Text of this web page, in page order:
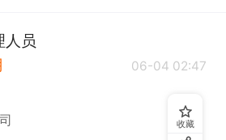
人员
06-04 02:47
收藏